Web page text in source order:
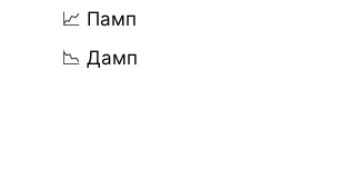
📈 Памп
📉 Дамп